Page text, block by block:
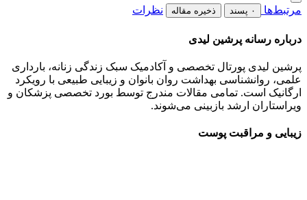
مرتبط‌ها ۰ پسند ذخیره مقاله نظرات
درباره رسانه پرشین لیدی
پرشین لیدی پورتال تخصصی و آکادمیک سبک زندگی زنانه، بارداری
علمی، روانشناسی بهداشت روان بانوان و زیبایی طبیعی با رویکرد
ارگانیک است. تمامی مقالات مندرج توسط بورد تخصصی پزشکان و
ویراستاران ارشد بازبینی می‌شوند.
زیبایی و مراقبت پوست